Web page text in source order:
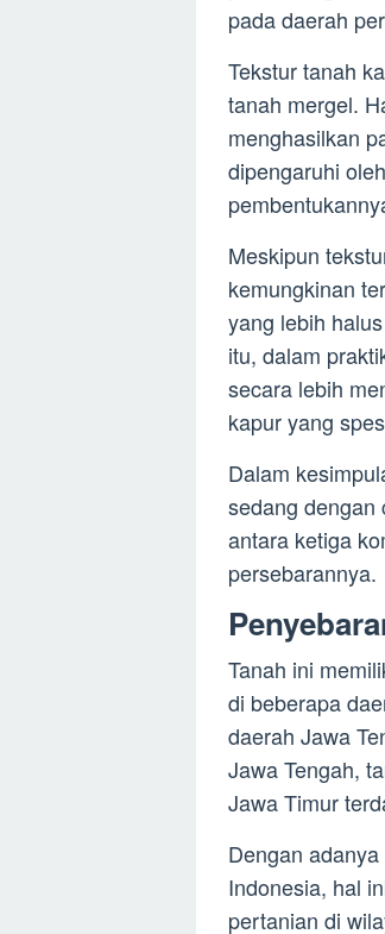
pada daerah
Tekstur tanah
tanah mergel.
menghasilkan
dipengaruhi
Meskipun
kemungkinan
yang lebih
itu, dalam
secara lebih
kapur yang
Dalam
sedang dengan
antara ketiga
persebarannya.
Tanah ini
di beberapa
daerah Jawa
Jawa Tengah,
Jawa Timur
Dengan
Indonesia, hal
pertanian di